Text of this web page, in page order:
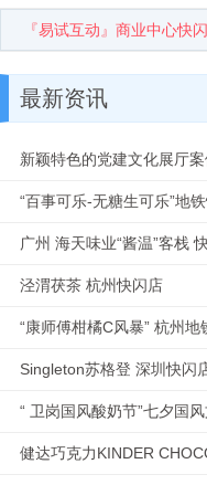
『易试互动』商业中心快
最新资讯
新颖特色的党建文化展厅案
“百事可乐-无糖生可乐”地
广州 海天味业“酱温”客栈
泾渭茯茶 杭州快闪店
“康师傅柑橘C风暴” 杭州地
Singleton苏格登 深圳快闪
“ 卫岗国风酸奶节”七夕国
健达巧克力KINDER